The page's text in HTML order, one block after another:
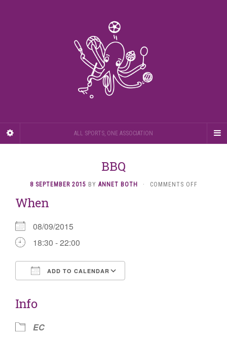
ALL SPORTS, ONE ASSOCIATION
BBQ
8 SEPTEMBER 2015 BYANNET BOTH · COMMENTS OFFON
When
08/09/2015
18:30 - 22:00
ADD TO CALENDAR
Info
EC